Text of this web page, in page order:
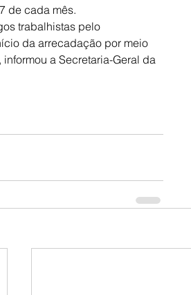
de cada mês.
trabalhistas pelo
da arrecadação por meio
a Secretaria-Geral da